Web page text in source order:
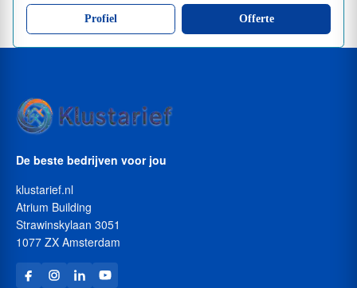
Profiel Offerte
De beste bedrijven voor jou
klustarief.nl
Atrium Building
Strawinskylaan 3051
1077 ZX Amsterdam